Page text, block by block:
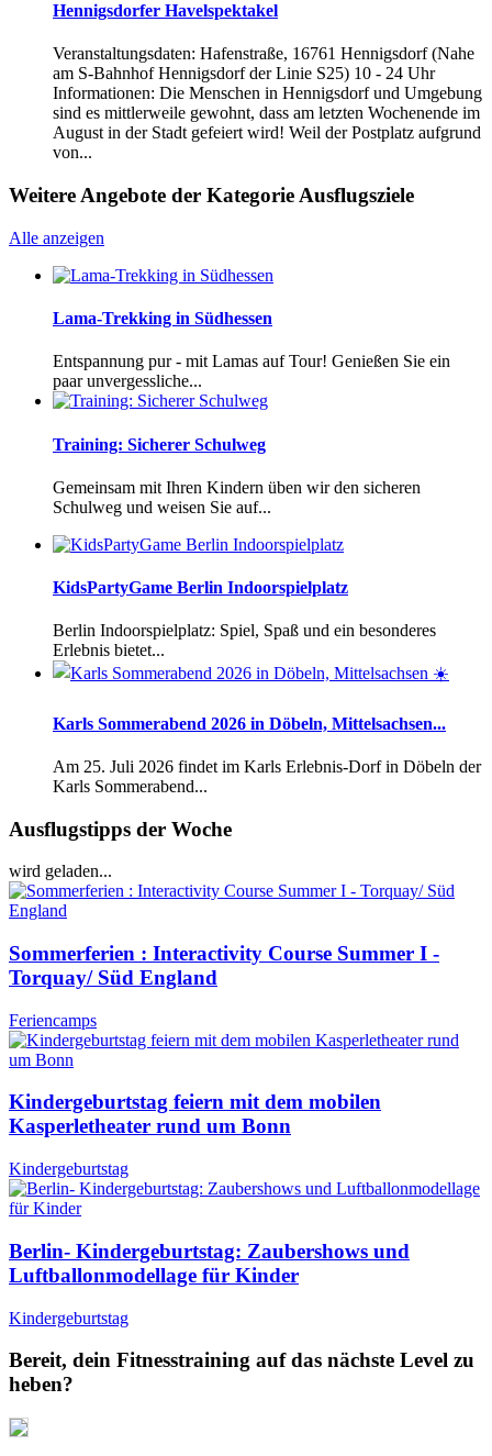
Hennigsdorfer Havelspektakel
Veranstaltungsdaten: Hafenstraße, 16761 Hennigsdorf (Nahe
am S-Bahnhof Hennigsdorf der Linie S25) 10 - 24 Uhr
Informationen: Die Menschen in Hennigsdorf und Umgebung
sind es mittlerweile gewohnt, dass am letzten Wochenende im
August in der Stadt gefeiert wird! Weil der Postplatz aufgrund
von...
Weitere Angebote der Kategorie Ausflugsziele
Alle anzeigen
Lama-Trekking in Südhessen
Entspannung pur - mit Lamas auf Tour! Genießen Sie ein
paar unvergessliche...
Training: Sicherer Schulweg
Gemeinsam mit Ihren Kindern üben wir den sicheren
Schulweg und weisen Sie auf...
KidsPartyGame Berlin Indoorspielplatz
Berlin Indoorspielplatz: Spiel, Spaß und ein besonderes
Erlebnis bietet...
Karls Sommerabend 2026 in Döbeln, Mittelsachsen...
Am 25. Juli 2026 findet im Karls Erlebnis-Dorf in Döbeln der
Karls Sommerabend...
Ausflugstipps der Woche
wird geladen...
Sommerferien : Interactivity Course Summer I -
Torquay/ Süd England
Feriencamps
Kindergeburtstag feiern mit dem mobilen
Kasperletheater rund um Bonn
Kindergeburtstag
Berlin- Kindergeburtstag: Zaubershows und
Luftballonmodellage für Kinder
Kindergeburtstag
Bereit, dein Fitnesstraining auf das nächste Level zu
heben?